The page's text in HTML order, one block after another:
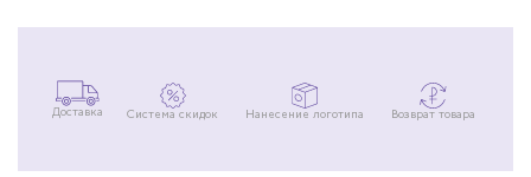
Доставка Система скидок Нанесение логотипа Возврат товара